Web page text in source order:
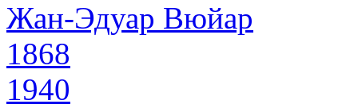
Жан-Эдуар Вюйар
1868
1940